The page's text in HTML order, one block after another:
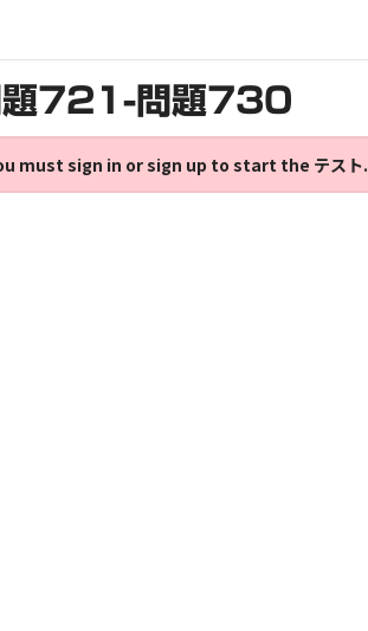
題721-問題730
must sign in or sign up to start the テスト.